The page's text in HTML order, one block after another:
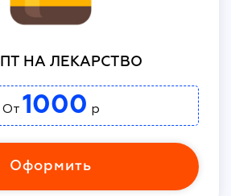
НА ЛЕКАРСТВО
От 1000 р
Оформить